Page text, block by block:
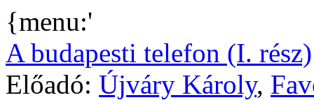
{menu:'
A budapesti telefon (I. rész)
Előadó: Újváry Károly,